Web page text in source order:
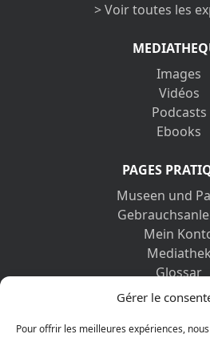
Gérer le
Pour offrir les meilleures expériences,
> Voir toutes les
Images
Vidéos
Podcasts
Ebooks
PAGES
Museen und
Mein
Mediathek
Glossar
Datenschutz-